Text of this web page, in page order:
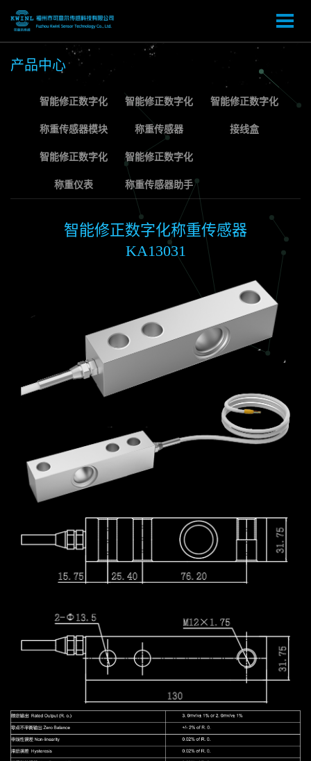
产品中心
智能修正数字化
称重传感器模块
智能修正数字化
称重传感器
智能修正数字化
接线盒
智能修正数字化
称重仪表
智能修正数字化
称重传感器助手
智能修正数字化称重传感器
KA13031